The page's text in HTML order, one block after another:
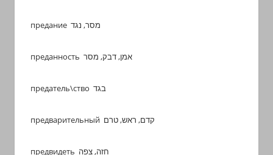
предание מסר, נגד
преданность אמן, דבק, מסר
предатель\ство בגד
предварительный קדם, ראש, טרם
предвидеть חזה, צפה